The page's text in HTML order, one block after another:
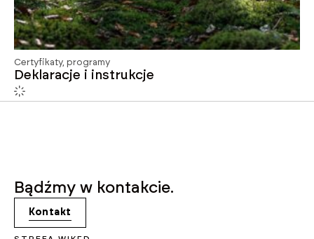
Certyfikaty, programy
Deklaracje i instrukcje
Bądźmy w kontakcie.
Kontakt